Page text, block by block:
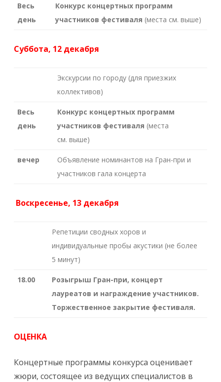
Весь
день
Конкурс концертных программ
участников фестиваля (места см. выше)
Суббота, 12 декабря
Экскурсии по городу (для приезжих
коллективов)
Весь
день
Конкурс концертных программ
участников фестиваля (места
см. выше)
вечер
Объявление номинантов на Гран-при и
участников гала концерта
Воскресенье, 13 декабря
Репетиции сводных хоров и
индивидуальные пробы акустики (не более
5 минут)
18.00
Розыгрыш Гран-при, концерт
лауреатов и награждение участников.
Торжественное закрытие фестиваля.
ОЦЕНКА
Концертные программы конкурса оценивает
жюри, состоящее из ведущих специалистов в